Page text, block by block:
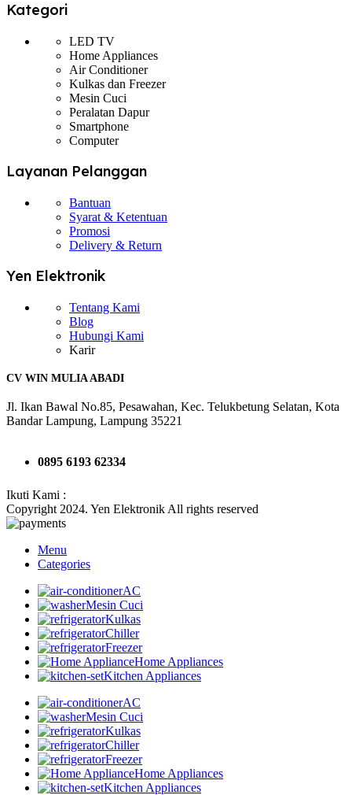
Kategori
LED TV
Home Appliances
Air Conditioner
Kulkas dan Freezer
Mesin Cuci
Peralatan Dapur
Smartphone
Computer
Layanan Pelanggan
Bantuan
Syarat & Ketentuan
Promosi
Delivery & Return
Yen Elektronik
Tentang Kami
Blog
Hubungi Kami
Karir
CV WIN MULIA ABADI
Jl. Ikan Bawal No.85, Pesawahan, Kec. Telukbetung Selatan, Kota
Bandar Lampung, Lampung 35221
0895 6193 62334
Ikuti Kami :
Copyright 2024. Yen Elektronik All rights reserved
Menu
Categories
AC
Mesin Cuci
Kulkas
Chiller
Freezer
Home Appliances
Kitchen Appliances
AC
Mesin Cuci
Kulkas
Chiller
Freezer
Home Appliances
Kitchen Appliances